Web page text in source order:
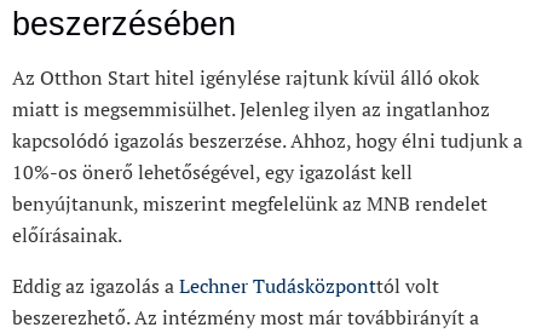
beszerzésében
Az Otthon Start hitel igénylése rajtunk kívül álló okok
miatt is megsemmisülhet. Jelenleg ilyen az ingatlanhoz
kapcsolódó igazolás beszerzése. Ahhoz, hogy élni tudjunk a
10%-os önerő lehetőségével, egy igazolást kell
benyújtanunk, miszerint megfelelünk az MNB rendelet
előírásainak.
Eddig az igazolás aLechner Tudásközponttól volt
beszerezhető. Az intézmény most már továbbirányít a